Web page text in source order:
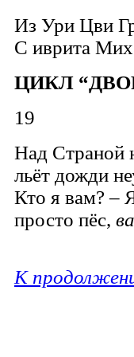
Из Ури Цви
С иврита
ЦИКЛ
19
Над Страной
льёт дожди
Кто я вам?–
просто пёс,
К